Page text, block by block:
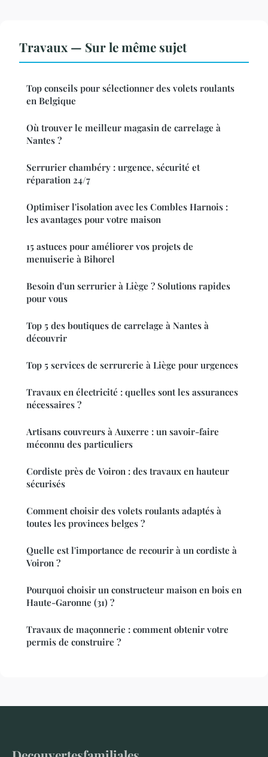
Travaux — Sur le même sujet
Top conseils pour sélectionner des volets roulants
en Belgique
Où trouver le meilleur magasin de carrelage à
Nantes ?
Serrurier chambéry : urgence, sécurité et
réparation 24/7
Optimiser l'isolation avec les Combles Harnois :
les avantages pour votre maison
15 astuces pour améliorer vos projets de
menuiserie à Bihorel
Besoin d'un serrurier à Liège ? Solutions rapides
pour vous
Top 5 des boutiques de carrelage à Nantes à
découvrir
Top 5 services de serrurerie à Liège pour urgences
Travaux en électricité : quelles sont les assurances
nécessaires ?
Artisans couvreurs à Auxerre : un savoir-faire
méconnu des particuliers
Cordiste près de Voiron : des travaux en hauteur
sécurisés
Comment choisir des volets roulants adaptés à
toutes les provinces belges ?
Quelle est l'importance de recourir à un cordiste à
Voiron ?
Pourquoi choisir un constructeur maison en bois en
Haute-Garonne (31) ?
Travaux de maçonnerie : comment obtenir votre
permis de construire ?